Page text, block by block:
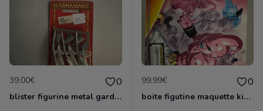
39.00€ 0
blister figurine metal garde laritime lothern gamesworshop neuf blister
99.99€ 0
boite figutine maquette kid buu dragonball z neuf